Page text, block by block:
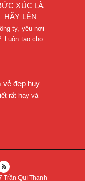
XÚC LÀ
HÃY LÊN
ty, yêu nơi
Luôn tạo cho
vẻ đẹp huy
rất hay và
Trần Quí Thanh